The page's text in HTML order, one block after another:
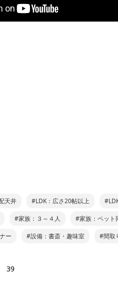
天井 #LDK：広さ20帖以上
#家族：３～４人 #家族：ペット
ー #設備：書斎・趣味室 #間取
39